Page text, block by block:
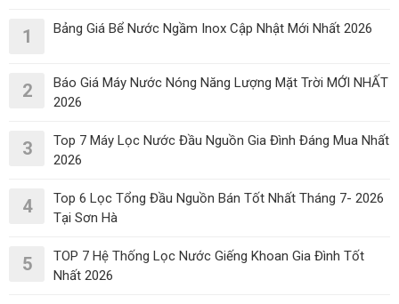
1 Bảng Giá Bể Nước Ngầm Inox Cập Nhật Mới Nhất 2026
2
Báo Giá Máy Nước Nóng Năng Lượng Mặt Trời MỚI NHẤT
2026
3
Top 7 Máy Lọc Nước Đầu Nguồn Gia Đình Đáng Mua Nhất
2026
4
Top 6 Lọc Tổng Đầu Nguồn Bán Tốt Nhất Tháng 7- 2026
Tại Sơn Hà
5
TOP 7 Hệ Thống Lọc Nước Giếng Khoan Gia Đình Tốt
Nhất 2026